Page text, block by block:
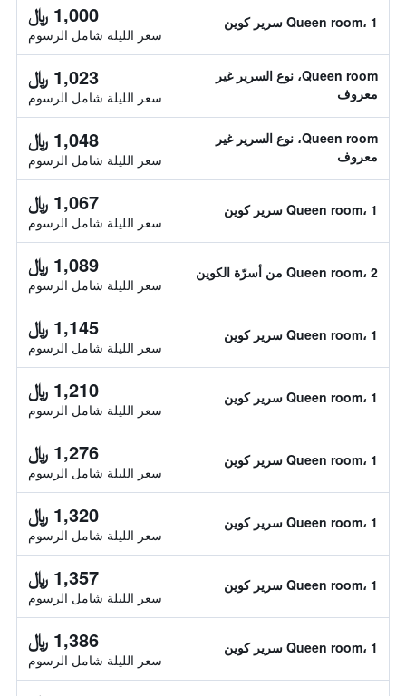
Queen room، 1 سرير كوين 1,000 ﷼
سعر الليلة شامل الرسوم
Queen room، نوع السرير غير
معروف
1,023 ﷼
سعر الليلة شامل الرسوم
Queen room، نوع السرير غير
معروف
1,048 ﷼
سعر الليلة شامل الرسوم
Queen room، 1 سرير كوين 1,067 ﷼
سعر الليلة شامل الرسوم
Queen room، 2 من أسرّة الكوين 1,089 ﷼
سعر الليلة شامل الرسوم
Queen room، 1 سرير كوين 1,145 ﷼
سعر الليلة شامل الرسوم
Queen room، 1 سرير كوين 1,210 ﷼
سعر الليلة شامل الرسوم
Queen room، 1 سرير كوين 1,276 ﷼
سعر الليلة شامل الرسوم
Queen room، 1 سرير كوين 1,320 ﷼
سعر الليلة شامل الرسوم
Queen room، 1 سرير كوين 1,357 ﷼
سعر الليلة شامل الرسوم
Queen room، 1 سرير كوين 1,386 ﷼
سعر الليلة شامل الرسوم